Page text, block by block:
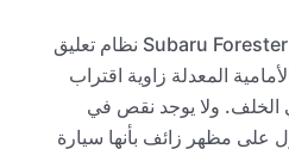
منح التصميم طرازات 2023 Subaru Forester نظام تعليق
المعدلة زاوية اقتراب
ولا يوجد نقص في
على مظهر زائف بأنها سيارة